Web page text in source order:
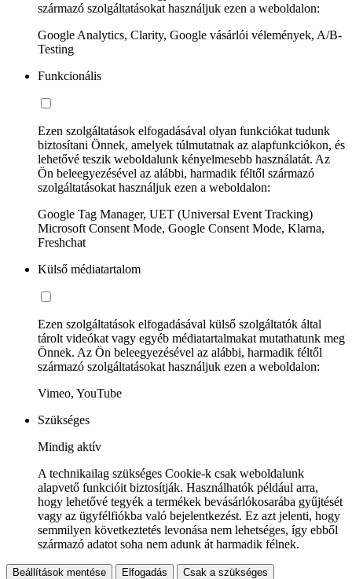
származó szolgáltatásokat használjuk ezen a weboldalon:
Google Analytics, Clarity, Google vásárlói vélemények, A/B-
Testing
Funkcionális
Ezen szolgáltatások elfogadásával olyan funkciókat tudunk
biztosítani Önnek, amelyek túlmutatnak az alapfunkciókon, és
lehetővé teszik weboldalunk kényelmesebb használatát. Az
Ön beleegyezésével az alábbi, harmadik féltől származó
szolgáltatásokat használjuk ezen a weboldalon:
Google Tag Manager, UET (Universal Event Tracking)
Microsoft Consent Mode, Google Consent Mode, Klarna,
Freshchat
Külső médiatartalom
Ezen szolgáltatások elfogadásával külső szolgáltatók által
tárolt videókat vagy egyéb médiatartalmakat mutathatunk meg
Önnek. Az Ön beleegyezésével az alábbi, harmadik féltől
származó szolgáltatásokat használjuk ezen a weboldalon:
Vimeo, YouTube
Szükséges
Mindig aktív
A technikailag szükséges Cookie-k csak weboldalunk
alapvető funkcióit biztosítják. Használhatók például arra,
hogy lehetővé tegyék a termékek bevásárlókosarába gyűjtését
vagy az ügyfélfiókba való bejelentkezést. Ez azt jelenti, hogy
semmilyen következtetés levonása nem lehetséges, így ebből
származó adatot soha nem adunk át harmadik félnek.
Beállítások mentése Elfogadás Csak a szükséges